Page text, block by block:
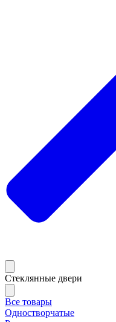
Стеклянные двери
Все товары
Одностворчатые